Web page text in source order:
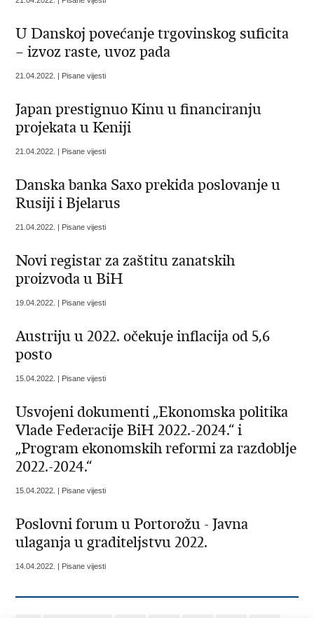
U Danskoj povećanje trgovinskog suficita
– izvoz raste, uvoz pada
21.04.2022. | Pisane vijesti
Japan prestignuo Kinu u financiranju
projekata u Keniji
21.04.2022. | Pisane vijesti
Danska banka Saxo prekida poslovanje u
Rusiji i Bjelarus
21.04.2022. | Pisane vijesti
Novi registar za zaštitu zanatskih
proizvoda u BiH
19.04.2022. | Pisane vijesti
Austriju u 2022. očekuje inflacija od 5,6
posto
15.04.2022. | Pisane vijesti
Usvojeni dokumenti „Ekonomska politika
Vlade Federacije BiH 2022.-2024.“ i
„Program ekonomskih reformi za razdoblje
2022.-2024.“
15.04.2022. | Pisane vijesti
Poslovni forum u Portorožu - Javna
ulaganja u graditeljstvu 2022.
14.04.2022. | Pisane vijesti